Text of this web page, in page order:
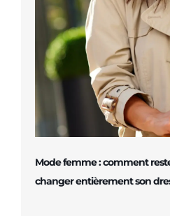
Mode femme : comment
changer entièrement son